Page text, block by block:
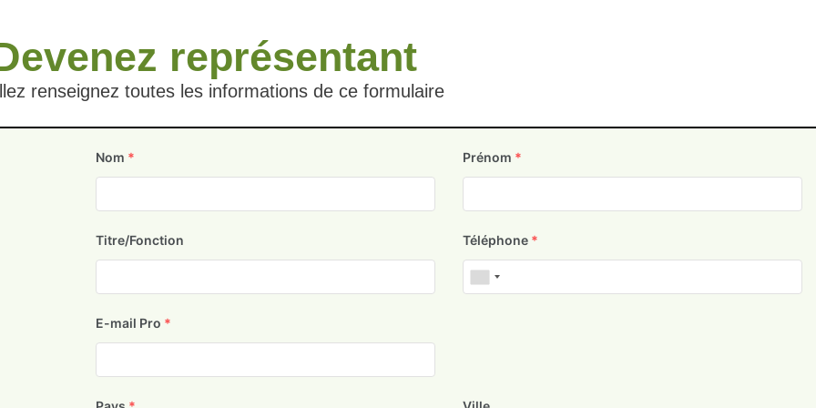
représentant
renseignez toutes les informations de ce formulaire
Nom *
Titre/Fonction
E-mail Pro *
Prénom *
Téléphone *